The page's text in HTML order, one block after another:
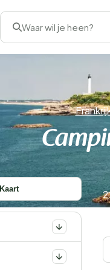
Waar wil je heen?
Kaart